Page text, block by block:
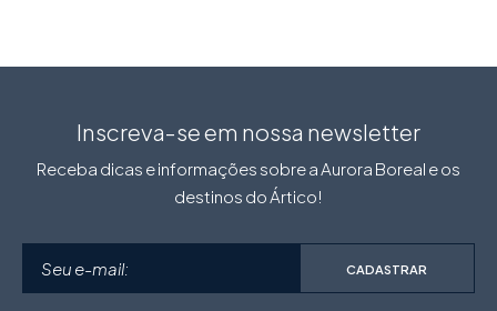
Inscreva-se em nossa newsletter
Receba dicas e informações sobre a Aurora Boreal e os
destinos do Ártico!
CADASTRAR